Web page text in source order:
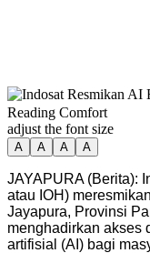
Reading Comfort
adjust the font size
A A A A
JAYAPURA (Berita):
atau IOH)
Jayapura, Provinsi
menghadirkan akses
artifisial (AI) bagi